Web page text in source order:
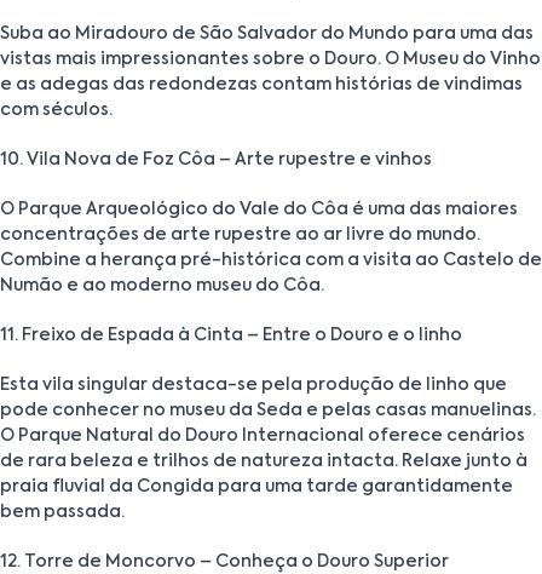
Suba ao Miradouro de São Salvador do Mundo para uma das
vistas mais impressionantes sobre o Douro. O Museu do Vinho
e as adegas das redondezas contam histórias de vindimas
com séculos.
10. Vila Nova de Foz Côa – Arte rupestre e vinhos
O Parque Arqueológico do Vale do Côa é uma das maiores
concentrações de arte rupestre ao ar livre do mundo.
Combine a herança pré-histórica com a visita ao Castelo de
Numão e ao moderno museu do Côa.
11. Freixo de Espada à Cinta – Entre o Douro e o linho
Esta vila singular destaca-se pela produção de linho que
pode conhecer no museu da Seda e pelas casas manuelinas.
O Parque Natural do Douro Internacional oferece cenários
de rara beleza e trilhos de natureza intacta. Relaxe junto à
praia fluvial da Congida para uma tarde garantidamente
bem passada.
12. Torre de Moncorvo – Conheça o Douro Superior